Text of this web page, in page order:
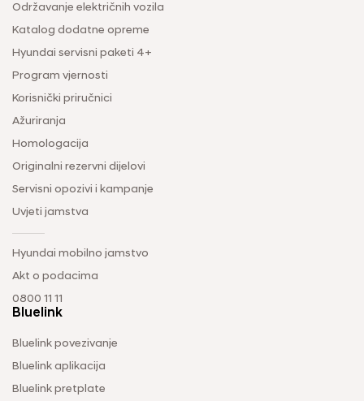
Održavanje električnih vozila
Katalog dodatne opreme
Hyundai servisni paketi 4+
Program vjernosti
Korisnički priručnici
Ažuriranja
Homologacija
Originalni rezervni dijelovi
Servisni opozivi i kampanje
Uvjeti jamstva
Hyundai mobilno jamstvo
Akt o podacima
0800 11 11
Bluelink
Bluelink povezivanje
Bluelink aplikacija
Bluelink pretplate